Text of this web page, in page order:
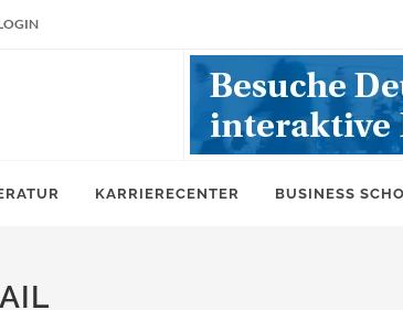
KARRIERECENTER BUSINESS